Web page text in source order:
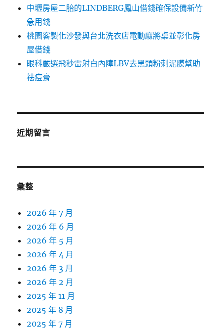
中壢房屋二胎的LINDBERG鳳山借錢確保設備新竹
急用錢
桃園客製化沙發與台北洗衣店電動麻將桌並彰化房
屋借錢
眼科嚴選飛秒雷射白內障LBV去黑頭粉刺泥膜幫助
祛痘膏
近期留言
彙整
2026 年 7 月
2026 年 6 月
2026 年 5 月
2026 年 4 月
2026 年 3 月
2026 年 2 月
2025 年 11 月
2025 年 8 月
2025 年 7 月